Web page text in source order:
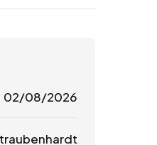
02/08/2026